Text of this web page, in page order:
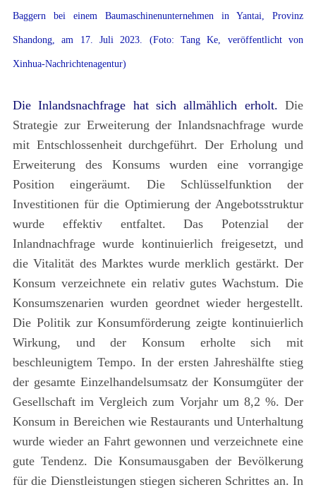
Baggern bei einem Baumaschinenunternehmen in Yantai, Provinz
Shandong, am 17. Juli 2023. (Foto: Tang Ke, veröffentlicht von
Xinhua-Nachrichtenagentur)
Die Inlandsnachfrage hat sich allmählich erholt. Die
Strategie zur Erweiterung der Inlandsnachfrage wurde
mit Entschlossenheit durchgeführt. Der Erholung und
Erweiterung des Konsums wurden eine vorrangige
Position eingeräumt. Die Schlüsselfunktion der
Investitionen für die Optimierung der Angebotsstruktur
wurde effektiv entfaltet. Das Potenzial der
Inlandnachfrage wurde kontinuierlich freigesetzt, und
die Vitalität des Marktes wurde merklich gestärkt. Der
Konsum verzeichnete ein relativ gutes Wachstum. Die
Konsumszenarien wurden geordnet wieder hergestellt.
Die Politik zur Konsumförderung zeigte kontinuierlich
Wirkung, und der Konsum erholte sich mit
beschleunigtem Tempo. In der ersten Jahreshälfte stieg
der gesamte Einzelhandelsumsatz der Konsumgüter der
Gesellschaft im Vergleich zum Vorjahr um 8,2 %. Der
Konsum in Bereichen wie Restaurants und Unterhaltung
wurde wieder an Fahrt gewonnen und verzeichnete eine
gute Tendenz. Die Konsumausgaben der Bevölkerung
für die Dienstleistungen stiegen sicheren Schrittes an. In